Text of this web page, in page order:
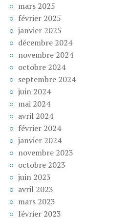
mars 2025
février 2025
janvier 2025
décembre 2024
novembre 2024
octobre 2024
septembre 2024
juin 2024
mai 2024
avril 2024
février 2024
janvier 2024
novembre 2023
octobre 2023
juin 2023
avril 2023
mars 2023
février 2023